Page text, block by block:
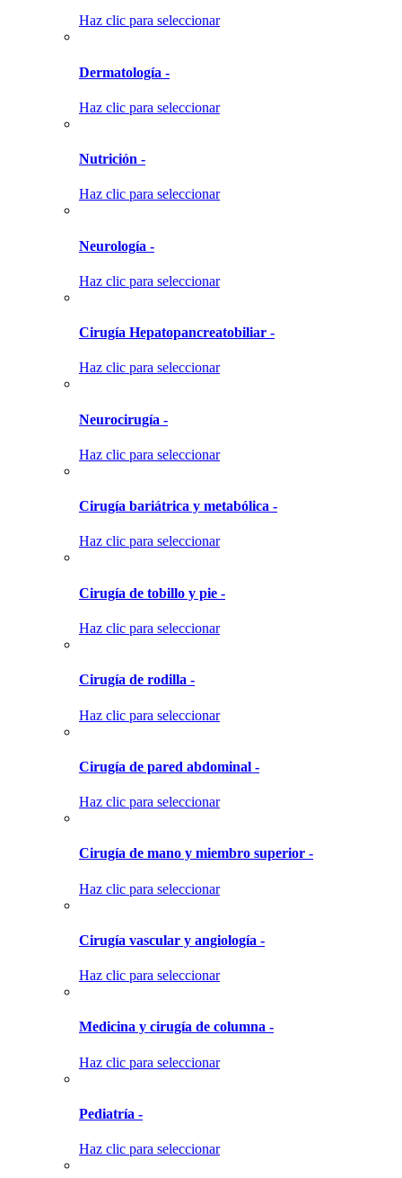
Haz clic para seleccionar
Dermatología -
Haz clic para seleccionar
Nutrición -
Haz clic para seleccionar
Neurología -
Haz clic para seleccionar
Cirugía Hepatopancreatobiliar -
Haz clic para seleccionar
Neurocirugía -
Haz clic para seleccionar
Cirugía bariátrica y metabólica -
Haz clic para seleccionar
Cirugía de tobillo y pie -
Haz clic para seleccionar
Cirugía de rodilla -
Haz clic para seleccionar
Cirugía de pared abdominal -
Haz clic para seleccionar
Cirugía de mano y miembro superior -
Haz clic para seleccionar
Cirugía vascular y angiología -
Haz clic para seleccionar
Medicina y cirugía de columna -
Haz clic para seleccionar
Pediatría -
Haz clic para seleccionar